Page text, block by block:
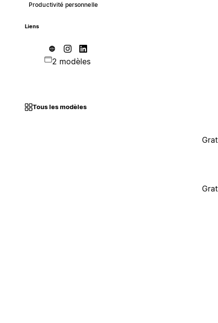
Productivité personnelle
Liens
2 modèles
Tous les modèles